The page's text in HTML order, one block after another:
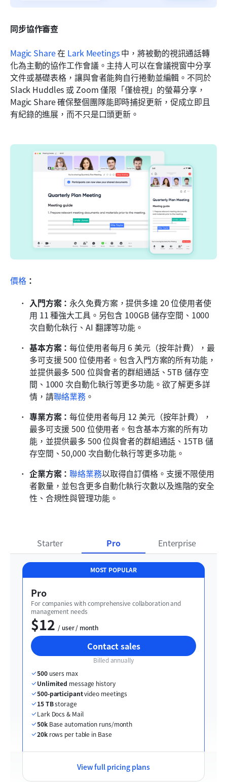
同步協作審查
Magic Share 在 Lark Meetings 中，將被動的視訊通話轉
化為主動的協作工作會議。主持人可以在會議視窗中分享
文件或基礎表格，讓與會者能夠自行捲動並編輯。不同於
Slack Huddles 或 Zoom 僅限「僅檢視」的螢幕分享，
Magic Share 確保整個團隊能即時捕捉更新，促成立即且
有紀錄的進展，而不只是口頭更新。
價格：
入門方案： 永久免費方案，提供多達 20 位使用者使
用 11 種強大工具。另包含 100GB 儲存空間、1000
次自動化執行、AI 翻譯等功能。
基本方案：每位使用者每月 6 美元（按年計費），最
多可支援 500 位使用者。包含入門方案的所有功能，
並提供最多 500 位與會者的群組通話、5TB 儲存空
間、1000 次自動化執行等更多功能。欲了解更多詳
情，請聯絡業務 。
專業方案：每位使用者每月 12 美元（按年計費），
最多可支援 500 位使用者。包含基本方案的所有功
能，並提供最多 500 位與會者的群組通話、15TB 儲
存空間、50,000 次自動化執行等更多功能。
企業方案：聯絡業務以取得自訂價格。支援不限使用
者數量，並包含更多自動化執行次數以及進階的安全
性、合規性與管理功能。
Starter Pro Enterprise
MOST POPULAR
Pro
For companies with comprehensive collaboration and
management needs
$12
  / user / month
Contact sales
Billed annually
500 users max
Unlimited message history
500-participant video meetings
15 TB storage
Lark Docs & Mail
50k Base automation runs/month
20k rows per table in Base
View full pricing plans